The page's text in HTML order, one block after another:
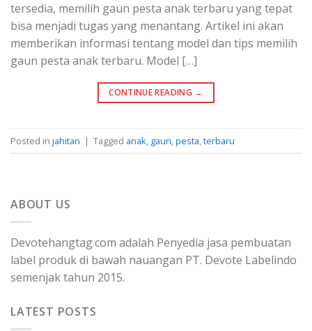
tersedia, memilih gaun pesta anak terbaru yang tepat
bisa menjadi tugas yang menantang. Artikel ini akan
memberikan informasi tentang model dan tips memilih
gaun pesta anak terbaru. Model […]
CONTINUE READING →
Posted in jahitan | Tagged anak, gaun,pesta,terbaru
ABOUT US
Devotehangtag.com adalah Penyedia jasa pembuatan
label produk di bawah nauangan PT. Devote Labelindo
semenjak tahun 2015.
LATEST POSTS